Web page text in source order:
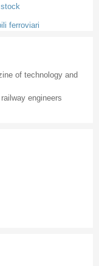
ferroviari
of technology and
engineers